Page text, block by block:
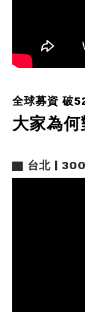
全球募資 破
大家為
▇ 台北 |